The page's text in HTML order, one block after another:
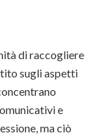
di raccogliere
sugli aspetti
e
ma ciò